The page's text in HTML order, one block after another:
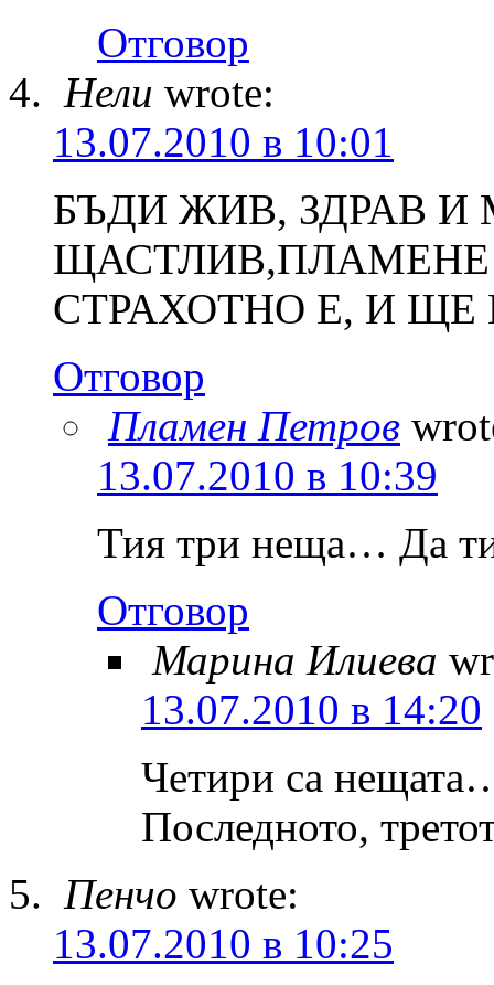
Отговор
Нели wrote:
13.07.2010 в 10:01
БЪДИ ЖИВ, ЗДРАВ И
СТРАХОТНО Е, И ЩЕ
Отговор
Пламен Петров
13.07.2010 в 10:39
Тия три неща… Да
Отговор
Марина Илиева
13.07.2010 в 14:20
Четири са
Последното,
Пенчо wrote:
13.07.2010 в 10:25